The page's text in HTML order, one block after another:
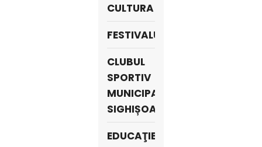
CULTURA
FESTIVALURI
CLUBUL
SPORTIV
MUNICIPAL
SIGHIȘOARA
EDUCAŢIE